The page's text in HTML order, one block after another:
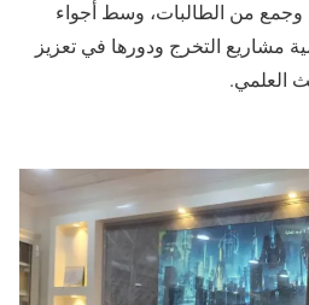
وجمع من الطالبات، وسط أجواء
مشاريع التخرج ودورها في تعزيز
العلمي.